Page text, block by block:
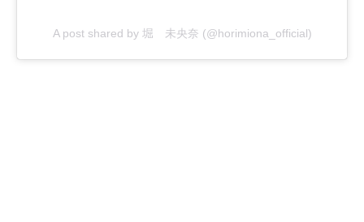
A post shared by 堀 未央奈 (@horimiona_official)